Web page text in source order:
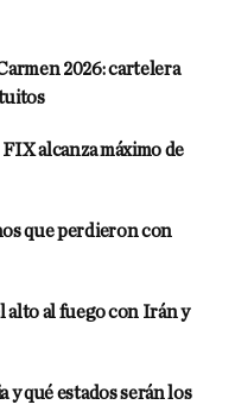
2026: cartelera
alcanza máximo de
que perdieron con
alto al fuego con Irán y
y qué estados serán los